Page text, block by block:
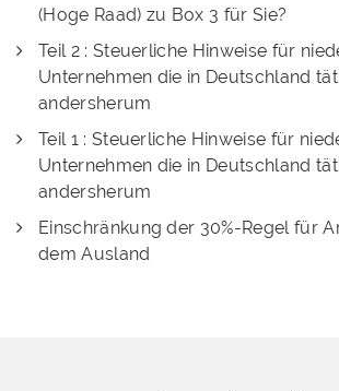
(Hoge Raad) zu Box 3 für Sie?
Teil 2 : Steuerliche Hinweise für
Unternehmen die in Deutschland
andersherum
Teil 1 : Steuerliche Hinweise für
Unternehmen die in Deutschland
andersherum
Einschränkung der 30%-Regel für
dem Ausland